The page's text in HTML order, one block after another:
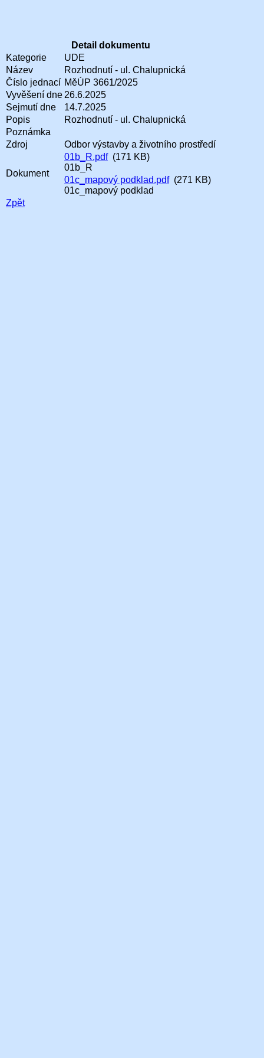
Detail dokumentu
Kategorie
UDE
Název
Rozhodnutí - ul. Chalupnická
Číslo jednací MěÚP 3661/2025
Vyvěšení dne 26.6.2025
Sejmutí dne
14.7.2025
Popis
Rozhodnutí - ul. Chalupnická
Poznámka
Zdroj
Odbor výstavby a životního prostředí
Dokument
01b_R.pdf(171 KB)
01b_R
01c_mapový podklad.pdf(271 KB)
01c_mapový podklad
Zpět